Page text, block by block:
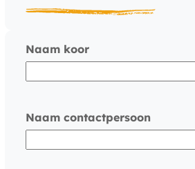
Naam koor
Naam contactpersoon